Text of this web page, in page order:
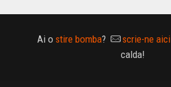
Ai o stire bomba? scrie-ne aici
calda!